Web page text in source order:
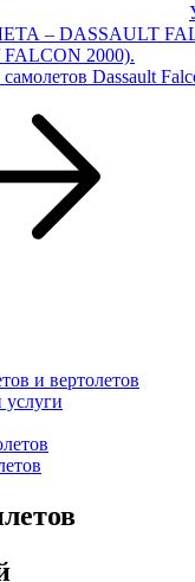
– DASSAULT
2000).
Dassault
и вертолетов